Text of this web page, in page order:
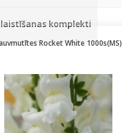
komplekti
Rocket White 1000s(MS)